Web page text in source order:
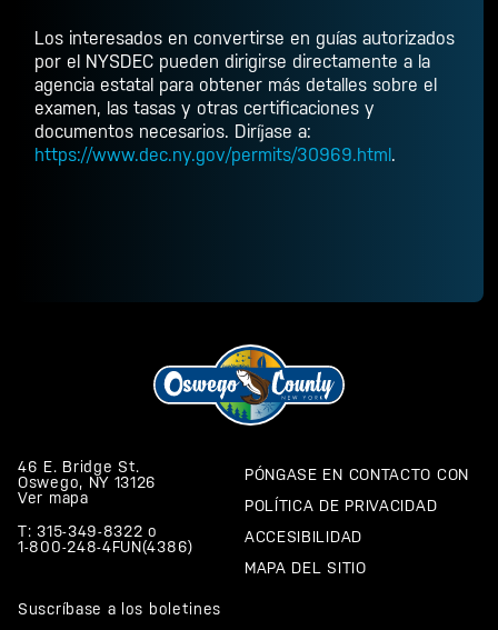
Los interesados en convertirse en guías autorizados
por el NYSDEC pueden dirigirse directamente a la
agencia estatal para obtener más detalles sobre el
examen, las tasas y otras certificaciones y
documentos necesarios. Diríjase a:
https://www.dec.ny.gov/permits/30969.html.
46 E. Bridge St.
Oswego, NY 13126
Ver mapa
T: 315-349-8322 o
1-800-248-4FUN(4386)
PÓNGASE EN CONTACTO CON
POLÍTICA DE PRIVACIDAD
ACCESIBILIDAD
MAPA DEL SITIO
Suscríbase a los boletines